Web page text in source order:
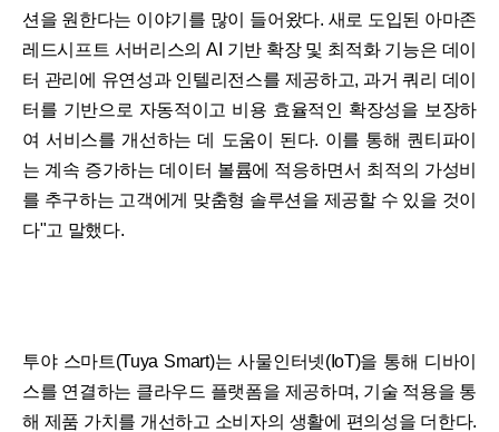
션을 원한다는 이야기를 많이 들어왔다. 새로 도입된 아마존
레드시프트 서버리스의 AI 기반 확장 및 최적화 기능은 데이
터 관리에 유연성과 인텔리전스를 제공하고, 과거 쿼리 데이
터를 기반으로 자동적이고 비용 효율적인 확장성을 보장하
여 서비스를 개선하는 데 도움이 된다. 이를 통해 퀀티파이
는 계속 증가하는 데이터 볼륨에 적응하면서 최적의 가성비
를 추구하는 고객에게 맞춤형 솔루션을 제공할 수 있을 것이
다"고 말했다.
투야 스마트(Tuya Smart)는 사물인터넷(IoT)을 통해 디바이
스를 연결하는 클라우드 플랫폼을 제공하며, 기술 적용을 통
해 제품 가치를 개선하고 소비자의 생활에 편의성을 더한다.